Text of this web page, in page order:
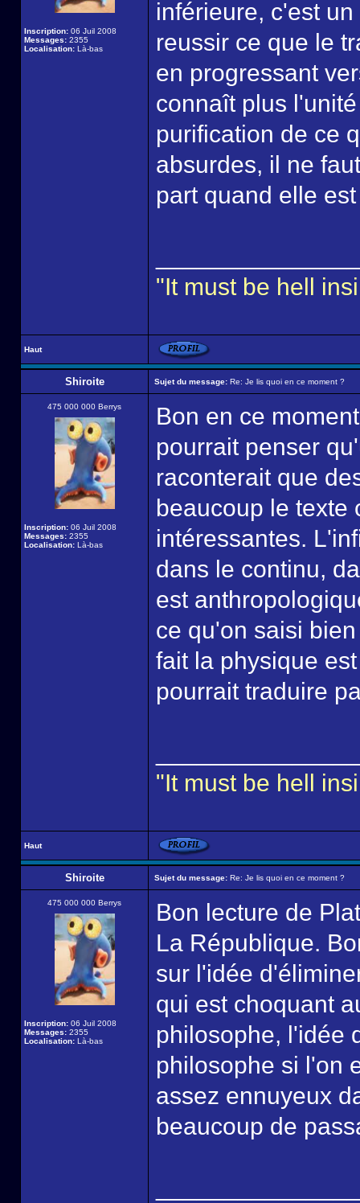
Inscription: 06 Juil 2008
Messages: 2355
Localisation: Là-bas
inférieure, c'est
reussir ce que le
en progressant
connaît plus
purification de ce
absurdes, il ne
part quand elle
"It must be hell
Haut
Shiroite Sujet du message: Re: Je lis quoi en ce moment ?
475 000 000 Berrys
Inscription: 06 Juil 2008
Messages: 2355
Localisation: Là-bas
Bon en ce
pourrait penser
raconterait que
beaucoup le texte
intéressantes.
dans le continu,
est
ce qu'on saisi
fait la physique
pourrait traduire
"It must be hell
Haut
Shiroite Sujet du message: Re: Je lis quoi en ce moment ?
475 000 000 Berrys
Inscription: 06 Juil 2008
Messages: 2355
Localisation: Là-bas
Bon lecture de
La République.
sur l'idée
qui est choquant
philosophe, l'idée
philosophe si l'on
assez ennuyeux
beaucoup de